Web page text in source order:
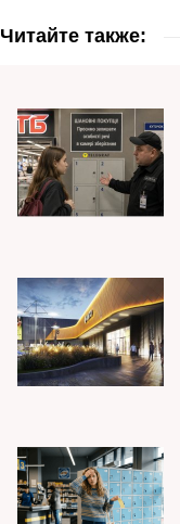
Читайте также: